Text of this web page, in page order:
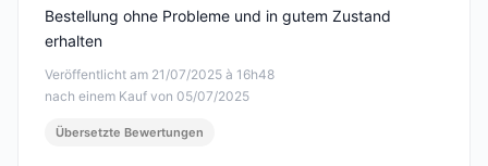
Veröffentlicht am 21/07/2025 à 16h48
nach einem Kauf von 05/07/2025
Bestellung ohne Probleme und in gutem Zustand
erhalten
Übersetzte Bewertungen